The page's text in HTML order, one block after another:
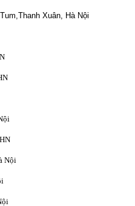
Xuân, Hà Nội
Nội